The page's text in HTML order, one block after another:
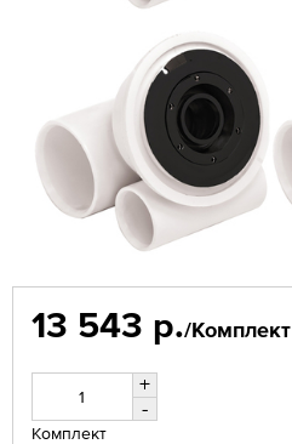
13 543 р./Комплект
+
-
Комплект